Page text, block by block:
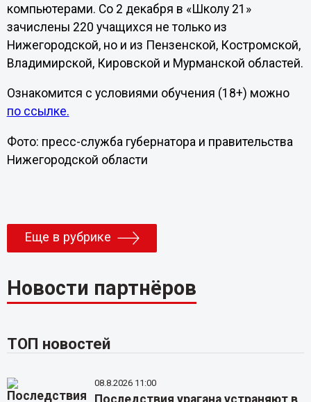
компьютерами. Со 2 декабря в «Школу 21»
зачислены 220 учащихся не только из
Нижегородской, но и из Пензенской, Костромской,
Владимирской, Кировской и Мурманской областей.
Ознакомится с условиями обучения (18+) можно
по ссылке.
Фото: пресс-служба губернатора и правительства
Нижегородской области
Еще в рубрике
Новости партнёров
ТОП новостей
08.8.2026 11:00